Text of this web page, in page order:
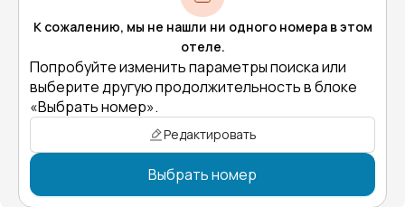
К сожалению, мы не нашли ни одного номера в этом
отеле.
Попробуйте изменить параметры поиска или
выберите другую продолжительность в блоке
«Выбрать номер».
Редактировать
Выбрать номер